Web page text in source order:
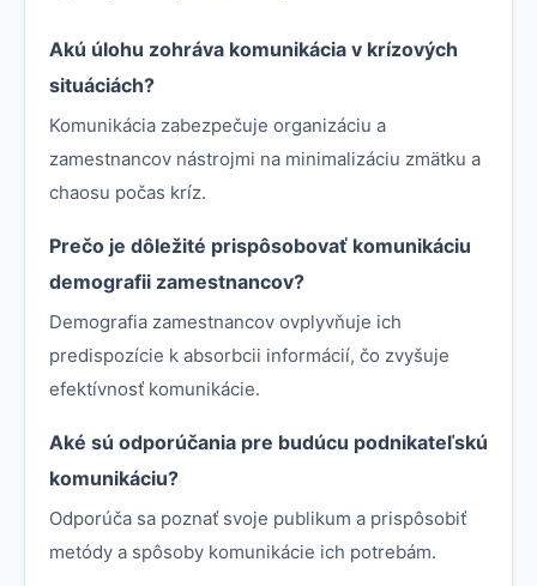
Akú úlohu zohráva komunikácia v krízových
situáciách?
Komunikácia zabezpečuje organizáciu a
zamestnancov nástrojmi na minimalizáciu zmätku a
chaosu počas kríz.
Prečo je dôležité prispôsobovať komunikáciu
demografii zamestnancov?
Demografia zamestnancov ovplyvňuje ich
predispozície k absorbcii informácií, čo zvyšuje
efektívnosť komunikácie.
Aké sú odporúčania pre budúcu podnikateľskú
komunikáciu?
Odporúča sa poznať svoje publikum a prispôsobiť
metódy a spôsoby komunikácie ich potrebám.